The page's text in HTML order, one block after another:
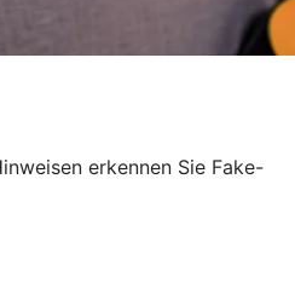
erkennen Sie Fake-